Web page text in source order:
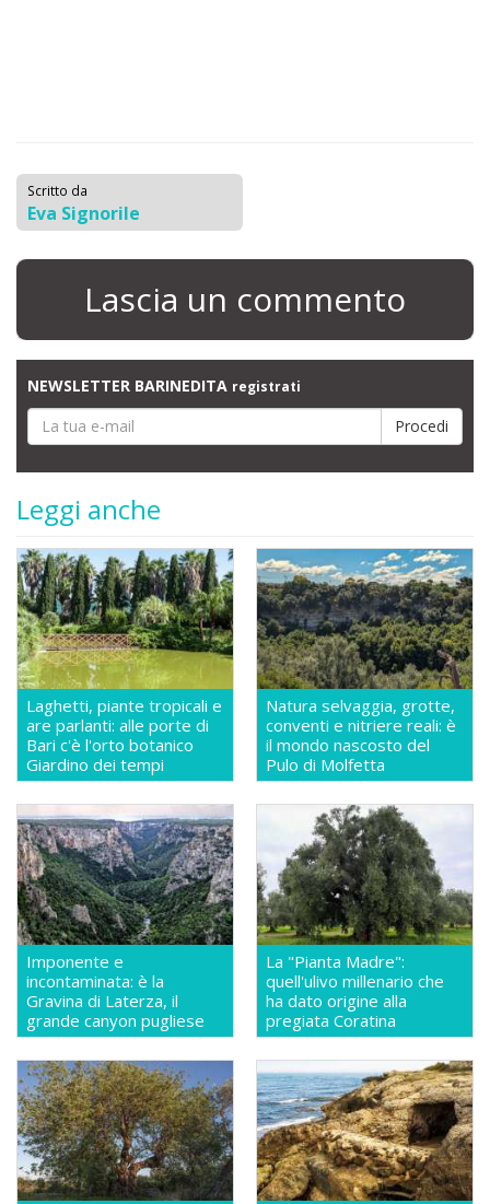
Scritto da
Eva Signorile
Lascia un commento
NEWSLETTER BARINEDITA registrati
Leggi anche
Laghetti, piante tropicali e
are parlanti: alle porte di
Bari c'è l'orto botanico
Giardino dei tempi
Natura selvaggia, grotte,
conventi e nitriere reali: è
il mondo nascosto del
Pulo di Molfetta
Imponente e
incontaminata: è la
Gravina di Laterza, il
grande canyon pugliese
La "Pianta Madre":
quell'ulivo millenario che
ha dato origine alla
pregiata Coratina